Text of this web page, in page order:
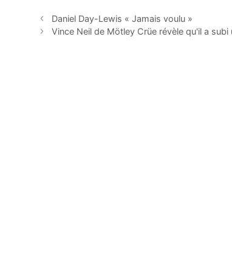
Daniel Day-Lewis « Jamais voulu »
Vince Neil de Mötley Crüe révèle qu'il a